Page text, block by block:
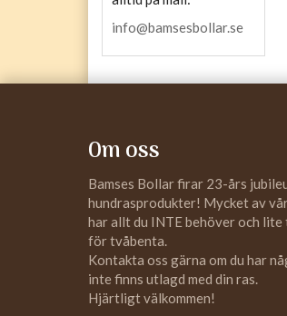
info@bamsesbollar.se
Om oss
Bamses Bollar firar 23-års
hundrasprodukter! Mycket av
har allt du INTE behöver och
för tvåbenta.
Kontakta oss gärna om du har
inte finns utlagd med din ras.
Hjärtligt välkommen!